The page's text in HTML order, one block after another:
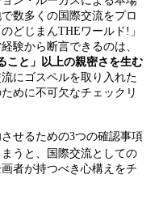
数多くの国際交流をプロ
どじまんTHEワールド!」
験から断言できるのは、
こと」以上の親密さを生む
にゴスペルを取り入れた
めに不可欠なチェックリ
せるための3つの確認事項
うと、国際交流としての
者が持つべき心構えをチ